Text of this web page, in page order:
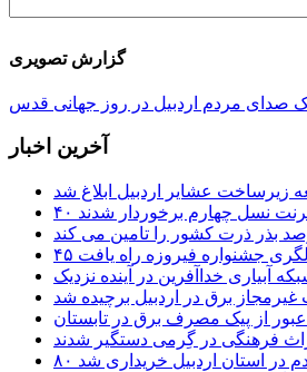
گزارش تصویری
صدای مردم اردبیل در روز جهانی قدس
آخرین اخبار
نسل چهارم برخوردار شدند
جشنواره فیروزه راه یافت
آبیاری خداآفرین در آینده نزدیک
از پیک مصرف برق در تابستان
فرهنگی در گِرمی دستگیر شدند
در استان اردبیل خریداری شد